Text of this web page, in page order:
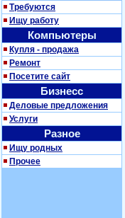
Требуются
Ищу работу
Компьютеры
Купля - продажа
Ремонт
Посетите сайт
Бизнесс
Деловые предложения
Услуги
Разное
Ищу родных
Прочее